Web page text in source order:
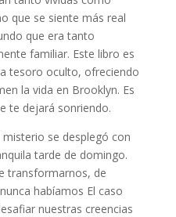
que se siente más real
que era tanto
familiar. Este libro es
tesoro oculto, ofreciendo
la vida en Brooklyn. Es
te dejará sonriendo.
se desplegó con
tarde de domingo.
transformarnos, de
habíamos El caso
nuestras creencias